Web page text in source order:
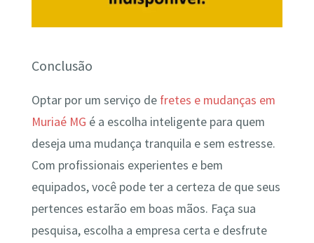
Conclusão
Optar por um serviço de fretes e mudanças em
Muriaé MG é a escolha inteligente para quem
deseja uma mudança tranquila e sem estresse.
Com profissionais experientes e bem
equipados, você pode ter a certeza de que seus
pertences estarão em boas mãos. Faça sua
pesquisa, escolha a empresa certa e desfrute